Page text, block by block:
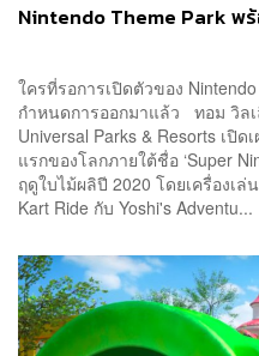
Nintendo Theme Park พร้
ใครที่รอการเปิดตัวของ
กำหนดการออกมาแล้ว ทอม วิล
Universal Parks & Resorts เปิด
แรกของโลกภายใต้ชื่อ ‘Super
ฤดูใบไม้ผลิปี 2020 โดยเครื่องเ
Kart Ride กับ Yoshi's Adventu...